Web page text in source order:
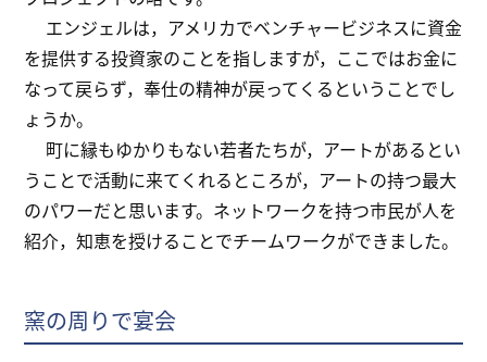
エンジェルは，アメリカでベンチャービジネスに資金
を提供する投資家のことを指しますが，ここではお金に
なって戻らず，奉仕の精神が戻ってくるということでし
ょうか。
町に縁もゆかりもない若者たちが，アートがあるとい
うことで活動に来てくれるところが，アートの持つ最大
のパワーだと思います。ネットワークを持つ市民が人を
紹介，知恵を授けることでチームワークができました。
窯の周りで宴会